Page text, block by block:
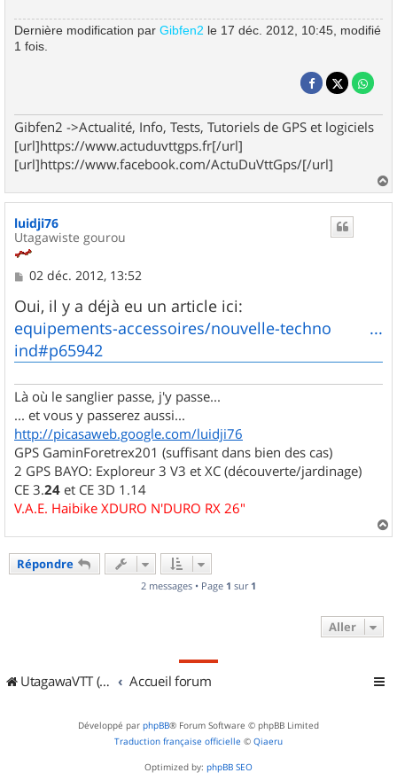
Dernière modification par Gibfen2 le 17 déc. 2012, 10:45, modifié
1 fois.
Gibfen2 ->Actualité, Info, Tests, Tutoriels de GPS et logiciels
[url]https://www.actuduvttgps.fr[/url]
[url]https://www.facebook.com/ActuDuVttGps/[/url]
a
luidji76
Utagawiste gourou
M
s
s
a
g
e
02 déc. 2012, 13:52
Oui, il y a déjà eu un article ici:
equipements-accessoires/nouvelle-techno ...
ind#p65942
Là où le sanglier passe, j'y passe...
... et vous y passerez aussi...
http://picasaweb.google.com/luidji76
GPS GaminForetrex201 (suffisant dans bien des cas)
2 GPS BAYO: Exploreur 3 V3 et XC (découverte/jardinage)
CE 3.24 et CE 3D 1.14
V.A.E. Haibike XDURO N'DURO RX 26"
a
Répondre
2 messages • Page 1 sur 1
Aller
UtagawaVTT (Randos VTT et VTTAE avec traces GPS) Accueil forum
Développé par phpBB® Forum Software © phpBB Limited
Traduction française officielle © Qiaeru
Optimized by: phpBB SEO